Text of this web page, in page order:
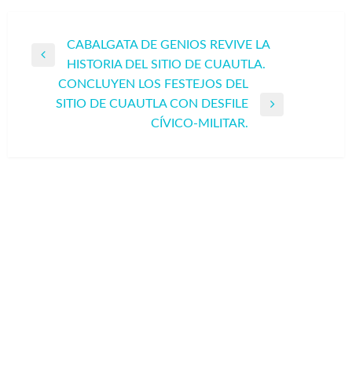
Navegación
entradas
Entrada
anterior
CABALGATA DE GENIOS REVIVE LA
HISTORIA DEL SITIO DE CUAUTLA.
CONCLUYEN LOS FESTEJOS DEL
SITIO DE CUAUTLA CON DESFILE
CÍVICO-MILITAR.